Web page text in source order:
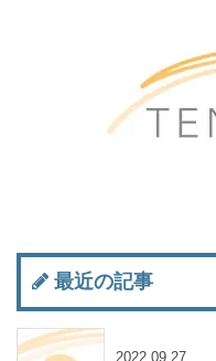
最近の記事
2022.09.27